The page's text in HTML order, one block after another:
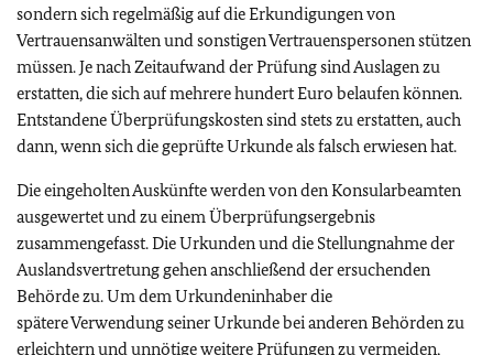
sondern sich regelmäßig auf die Erkundigungen von
Vertrauensanwälten und sonstigen Vertrauenspersonen stützen
müssen. Je nach Zeitaufwand der Prüfung sind Auslagen zu
erstatten, die sich auf mehrere hundert Euro belaufen können.
Entstandene Überprüfungskosten sind stets zu erstatten, auch
dann, wenn sich die geprüfte Urkunde als falsch erwiesen hat.
Die eingeholten Auskünfte werden von den Konsularbeamten
ausgewertet und zu einem Überprüfungsergebnis
zusammengefasst. Die Urkunden und die Stellungnahme der
Auslandsvertretung gehen anschließend der ersuchenden
Behörde zu. Um dem Urkundeninhaber die
spätere Verwendung seiner Urkunde bei anderen Behörden zu
erleichtern und unnötige weitere Prüfungen zu vermeiden,